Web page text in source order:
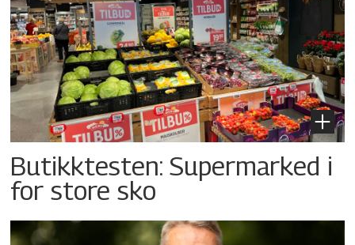
Butikktesten: Supermarked i
for store sko